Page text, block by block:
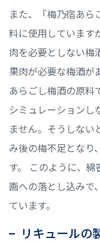
また、「梅乃宿あ
料に使用しています
肉を必要としない梅
果肉が必要な梅酒が
あらごし梅酒の原料
シミュレーションし
ません。そうしない
み後の梅不足となり
す。 このように、
画への落とし込みで
ています。
リキュールの